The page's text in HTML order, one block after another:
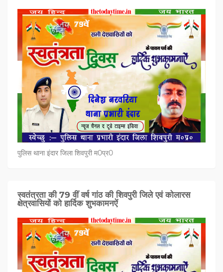
पुलिस थाना इंदार जिला शिवपुरी म0प्र0
स्वतंत्रता की 79 वीं वर्ष गांठ की शिवपुरी जिले एवं कोलारस
क्षेत्रवासियों को हार्दिक शुभकामनऐं